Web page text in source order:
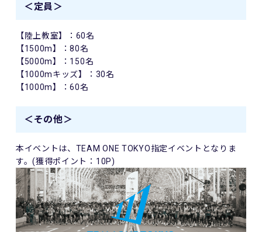
＜定員＞
【陸上教室】：60名
【1500m】：80名
【5000m】：150名
【1000mキッズ】：30名
【1000m】：60名
＜その他＞
本イベントは、TEAM ONE TOKYO指定イベントとなりま
す。(獲得ポイント：10P)